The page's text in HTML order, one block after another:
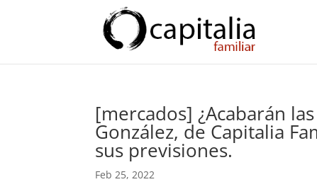
[mercados] ¿Acabarán
González, de Capitalia
sus previsiones.
Feb 25, 2022